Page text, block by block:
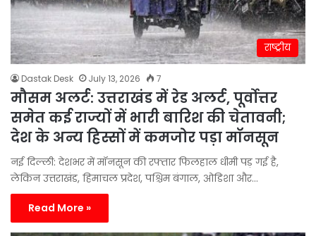
राष्ट्रीय
Dastak Desk July 13, 2026 7
मौसम अलर्ट: उत्तराखंड में रेड अलर्ट, पूर्वोत्तर
समेत कई राज्यों में भारी बारिश की चेतावनी;
देश के अन्य हिस्सों में कमजोर पड़ा मॉनसून
नई दिल्ली: देशभर में मॉनसून की रफ्तार फिलहाल धीमी पड़ गई है,
लेकिन उत्तराखंड, हिमाचल प्रदेश, पश्चिम बंगाल, ओडिशा और…
Read More »